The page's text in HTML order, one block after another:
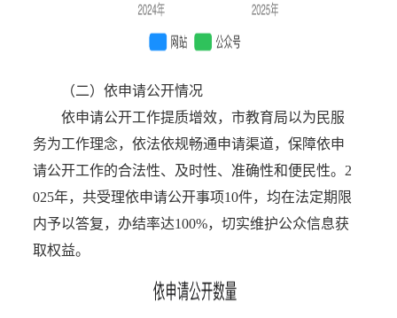
（二）依申请公开情况
依申请公开工作提质增效，市教育局以为民服
务为工作理念，依法依规畅通申请渠道，保障依申
请公开工作的合法性、及时性、准确性和便民性。2
025年，共受理依申请公开事项10件，均在法定期限
内予以答复，办结率达100%，切实维护公众信息获
取权益。